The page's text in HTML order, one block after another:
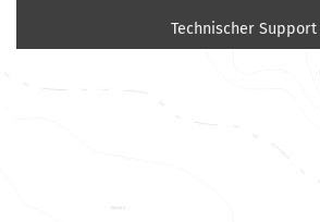
Technischer Support